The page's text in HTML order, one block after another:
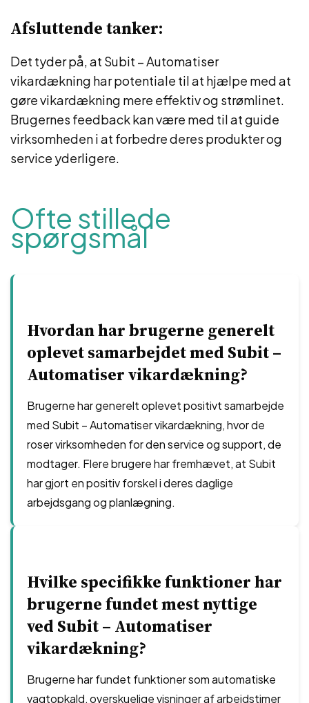
Afsluttende tanker:
Det tyder på, at Subit – Automatiser
vikardækning har potentiale til at hjælpe med at
gøre vikardækning mere effektiv og strømlinet.
Brugernes feedback kan være med til at guide
virksomheden i at forbedre deres produkter og
service yderligere.
Ofte stillede
spørgsmål
Hvordan har brugerne generelt
oplevet samarbejdet med Subit –
Automatiser vikardækning?
Brugerne har generelt oplevet positivt samarbejde
med Subit – Automatiser vikardækning, hvor de
roser virksomheden for den service og support, de
modtager. Flere brugere har fremhævet, at Subit
har gjort en positiv forskel i deres daglige
arbejdsgang og planlægning.
Hvilke specifikke funktioner har
brugerne fundet mest nyttige
ved Subit – Automatiser
vikardækning?
Brugerne har fundet funktioner som automatiske
vagtopkald, overskuelige visninger af arbejdstimer